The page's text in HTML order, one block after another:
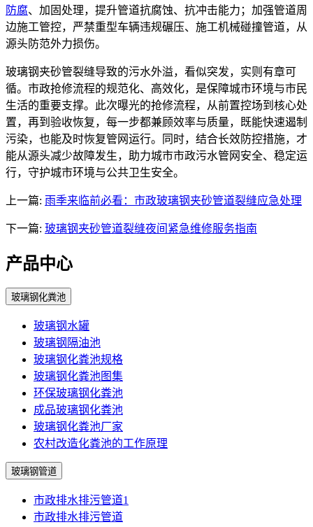
防腐、加固处理，提升管道抗腐蚀、抗冲击能力；加强管道周
边施工管控，严禁重型车辆违规碾压、施工机械碰撞管道，从
源头防范外力损伤。
玻璃钢夹砂管裂缝导致的污水外溢，看似突发，实则有章可
循。市政抢修流程的规范化、高效化，是保障城市环境与市民
生活的重要支撑。此次曝光的抢修流程，从前置控场到核心处
置，再到验收恢复，每一步都兼顾效率与质量，既能快速遏制
污染，也能及时恢复管网运行。同时，结合长效防控措施，才
能从源头减少故障发生，助力城市市政污水管网安全、稳定运
行，守护城市环境与公共卫生安全。
上一篇: 雨季来临前必看：市政玻璃钢夹砂管道裂缝应急处理
下一篇: 玻璃钢夹砂管道裂缝夜间紧急维修服务指南
产品中心
玻璃钢化粪池
玻璃钢水罐
玻璃钢隔油池
玻璃钢化粪池规格
玻璃钢化粪池图集
环保玻璃钢化粪池
成品玻璃钢化粪池
玻璃钢化粪池厂家
农村改造化粪池的工作原理
玻璃钢管道
市政排水排污管道1
市政排水排污管道